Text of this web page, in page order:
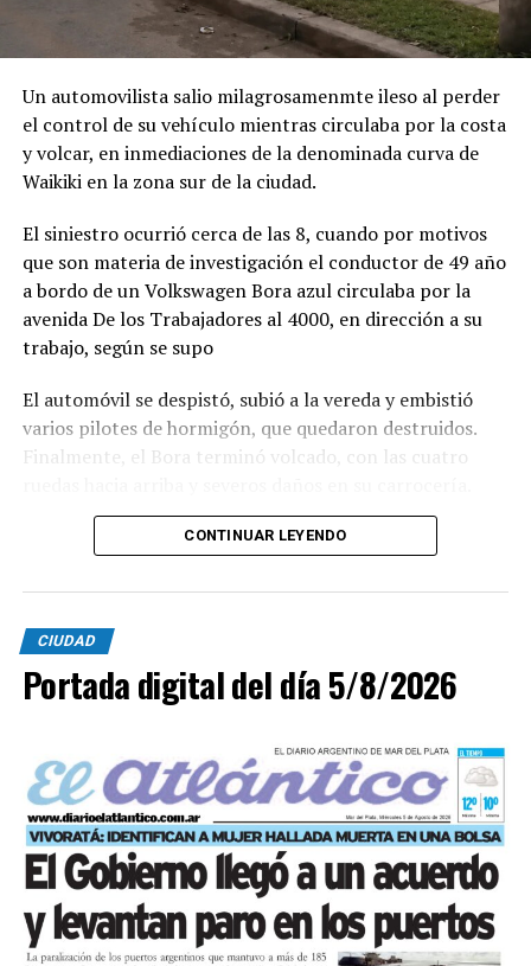
Un automovilista salio milagrosamenmte ileso al perder
el control de su vehículo mientras circulaba por la costa
y volcar, en inmediaciones de la denominada curva de
Waikiki en la zona sur de la ciudad.
El siniestro ocurrió cerca de las 8, cuando por motivos
que son materia de investigación el conductor de 49 año
a bordo de un Volkswagen Bora azul circulaba por la
avenida De los Trabajadores al 4000, en dirección a su
trabajo, según se supo
El automóvil se despistó, subió a la vereda y embistió
varios pilotes de hormigón, que quedaron destruidos.
Finalmente, el Bora terminó volcado, con las cuatro
Ante el violento impacto, personal médico, Defensa
importabnte ioperativo en el lugar. Al llegar,
constataron que el conductor, había logrado salir del
vehículo y no presentaba lesiones.
CONTINUAR LEYENDO
CIUDAD
Portada digital del día 5/8/2026